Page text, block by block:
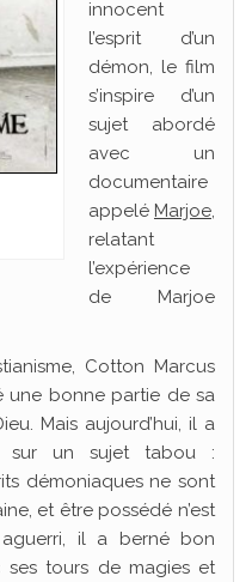
innocent
l’esprit d’un
démon, le film
s’inspire d’un
sujet abordé
avec un
documentaire
appelé Marjoe,
relatant
l’expérience
de Marjoe
Cotton Marcus
une bonne partie de sa
Mais aujourd’hui, il a
un sujet tabou :
démoniaques ne sont
et être possédé n’est
aguerri, il a berné bon
ses tours de magies et